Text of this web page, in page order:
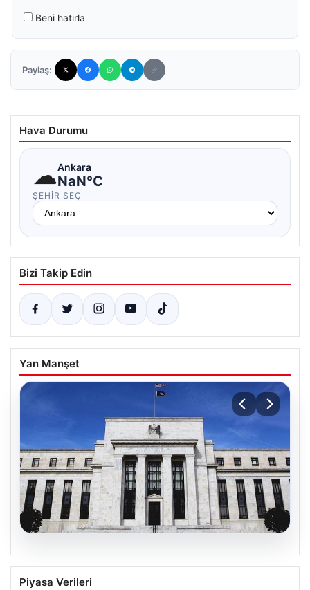
Beni hatırla
Paylaş:
Hava Durumu
☁Ankara
NaN°C
ŞEHIR SEÇ
Bizi Takip Edin
Yan Manşet
06.08.2026
Fed faizi sabit tuttu
Piyasa Verileri